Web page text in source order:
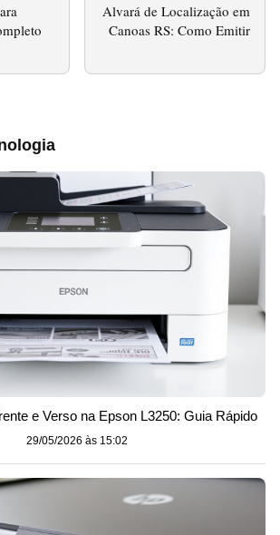
Alvará de Localização em
Canoas RS: Como Emitir
e Verso na Epson L3250: Guia Rápido
29/05/2026 às 15:02